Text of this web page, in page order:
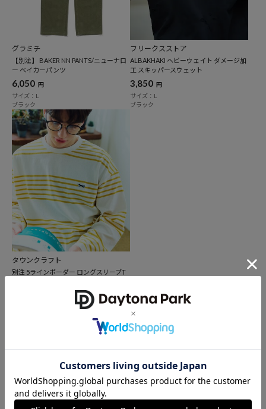
グラミチ
【別注】 BAKER NN PANTS/ニューナロ
ー ベイカーパンツ
6,050 円
サイズ：L
ブラック
フリークスストア
ALBAKHAKI ヘビーウェイト ダメージ加
工 スキッパースウェット
3,850 円
サイズ：L
ブラック
タウンクラフト
別注 5ラインボーダー ロングスリーブT